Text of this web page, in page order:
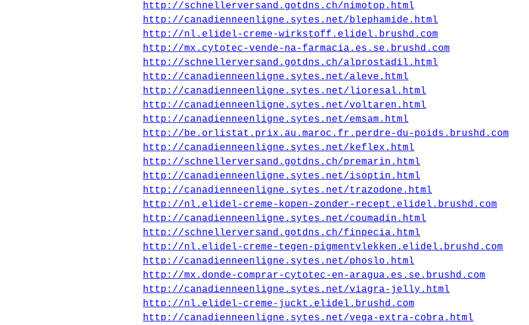
http://schnellerversand.gotdns.ch/nimotop.html
http://canadienneenligne.sytes.net/blephamide.html
http://nl.elidel-creme-wirkstoff.elidel.brushd.com
http://mx.cytotec-vende-na-farmacia.es.se.brushd.com
http://schnellerversand.gotdns.ch/alprostadil.html
http://canadienneenligne.sytes.net/aleve.html
http://canadienneenligne.sytes.net/lioresal.html
http://canadienneenligne.sytes.net/voltaren.html
http://canadienneenligne.sytes.net/emsam.html
http://be.orlistat.prix.au.maroc.fr.perdre-du-poids.brushd.com
http://canadienneenligne.sytes.net/keflex.html
http://schnellerversand.gotdns.ch/premarin.html
http://canadienneenligne.sytes.net/isoptin.html
http://canadienneenligne.sytes.net/trazodone.html
http://nl.elidel-creme-kopen-zonder-recept.elidel.brushd.com
http://canadienneenligne.sytes.net/coumadin.html
http://schnellerversand.gotdns.ch/finpecia.html
http://nl.elidel-creme-tegen-pigmentvlekken.elidel.brushd.com
http://canadienneenligne.sytes.net/phoslo.html
http://mx.donde-comprar-cytotec-en-aragua.es.se.brushd.com
http://canadienneenligne.sytes.net/viagra-jelly.html
http://nl.elidel-creme-juckt.elidel.brushd.com
http://canadienneenligne.sytes.net/vega-extra-cobra.html